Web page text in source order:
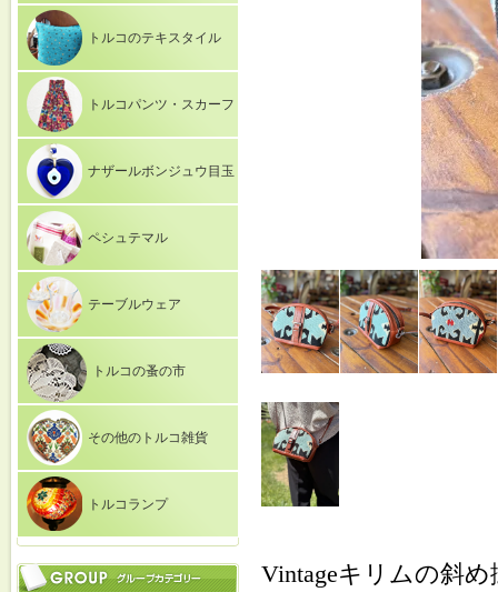
トルコのテキスタイル
トルコパンツ・スカーフ
ナザールボンジュウ目玉
ペシュテマル
テーブルウェア
トルコの蚤の市
その他のトルコ雑貨
トルコランプ
Vintageキリムの斜